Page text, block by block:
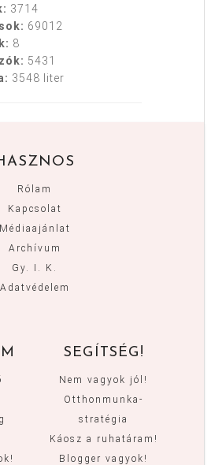
3714
69012
8
5431
3548 liter
Rólam
Kapcsolat
Médiaajánlat
Archívum
Gy. I. K.
Adatvédelem
SEGÍTSÉG!
Nem vagyok jól!
Otthonmunka-
stratégia
Káosz a ruhatáram!
Blogger vagyok!